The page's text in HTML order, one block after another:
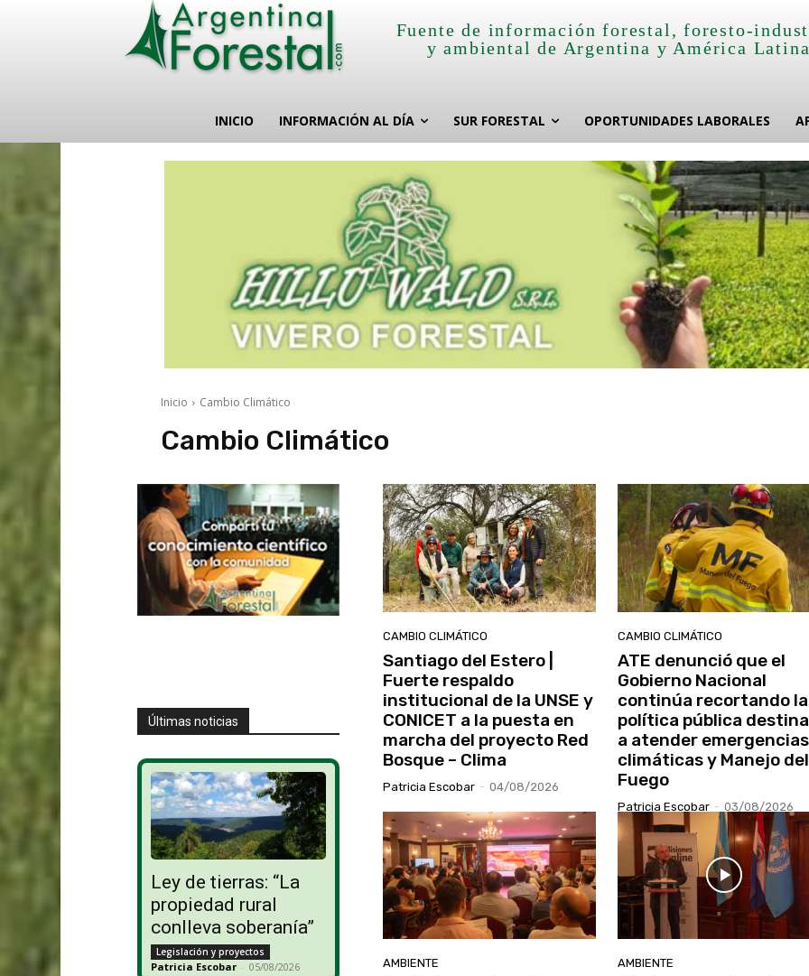
Fuente de información forestal, foresto-
y ambiental de Argentina y América
INICIO INFORMACIÓN AL DÍA SUR FORESTAL OPORTUNIDADES LABORALES
Inicio Cambio Climático
Cambio Climático
Últimas noticias
Ley de tierras: “La
propiedad rural
conlleva soberanía”
Legislación y proyectos
Patricia Escobar - 05/08/2026
CAMBIO CLIMÁTICO
Santiago del Estero |
Fuerte respaldo
institucional de la UNSE y
CONICET a la puesta en
marcha del proyecto Red
Bosque – Clima
Patricia Escobar - 04/08/2026
CAMBIO CLIMÁTICO
ATE denunció que el
Gobierno Nacional
continúa recortando la
política pública
a atender emergencias
climáticas y Manejo del
Fuego
Patricia Escobar - 03/08/2026
AMBIENTE AMBIENTE